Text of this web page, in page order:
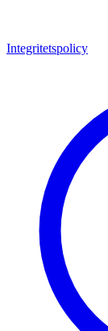
Integritetspolicy